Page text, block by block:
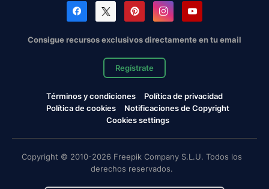
Consigue recursos exclusivos directamente en tu email
Regístrate
Términos y condiciones
Política de privacidad
Política de cookies
Notificaciones de Copyright
Cookies settings
Copyright © 2010-2026 Freepik Company S.L.U. Todos los
derechos reservados.